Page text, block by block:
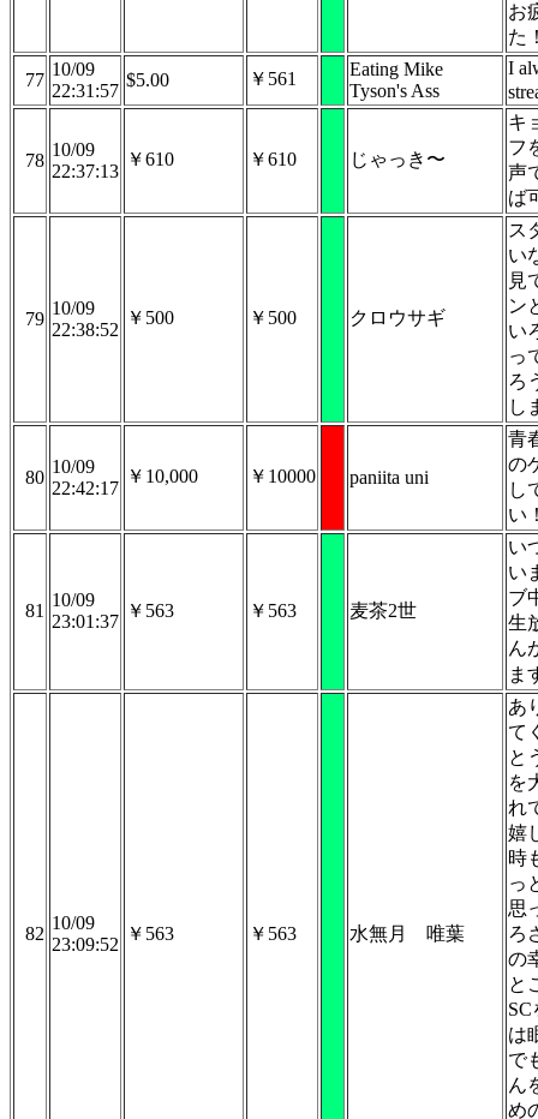
お
た
77
10/09
22:31:57
$5.00 ￥561
Eating Mike
Tyson's Ass
I
78
10/09
22:37:13
￥610 ￥610 じゃっき〜
キ
フ
声
ば
79
10/09
22:38:52
￥500 ￥500 クロウサギ
ス
い
見
ン
い
っ
ろ
し
80
10/09
22:42:17
￥10,000 ￥10000 paniita uni
青
の
し
い
81
10/09
23:01:37
￥563 ￥563 麦茶2世
い
い
ブ
生
ん
ま
82
10/09
23:09:52
￥563 ￥563 水無月 唯葉
あ
て
と
を
れ
嬉
時
っ
思
ろ
の
と
は
で
ん
め